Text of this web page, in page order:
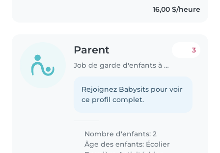
16,00 $/heure
Parent
Job de garde d'enfants à Calgary
3
Rejoignez Babysits pour voir
ce profil complet.
Nombre d'enfants: 2
Âge des enfants: Écolier